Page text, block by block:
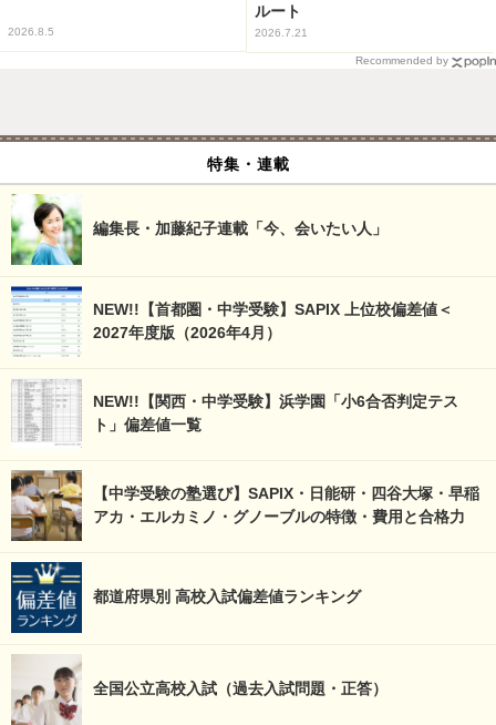
2026.8.5
ルート
2026.7.21
Recommended by
特集・連載
編集長・加藤紀子連載「今、会いたい人」
NEW!!【首都圏・中学受験】SAPIX 上位校偏差値＜
2027年度版（2026年4月）
NEW!!【関西・中学受験】浜学園「小6合否判定テス
ト」偏差値一覧
【中学受験の塾選び】SAPIX・日能研・四谷大塚・早稲
アカ・エルカミノ・グノーブルの特徴・費用と合格力
都道府県別 高校入試偏差値ランキング
全国公立高校入試（過去入試問題・正答）